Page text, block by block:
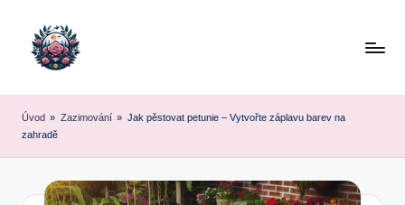
Úvod » Zazimování » Jak pěstovat petunie – Vytvořte záplavu barev na
zahradě